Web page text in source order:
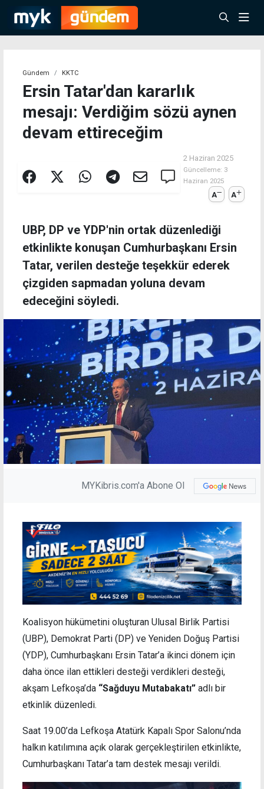
Gündem KKTC
Ersin Tatar'dan kararlık
mesajı: Verdiğim sözü aynen
devam ettireceğim
2 Haziran 2025
Güncelleme: 3
Haziran 2025
A A
UBP, DP ve YDP'nin ortak düzenlediği
etkinlikte konuşan Cumhurbaşkanı Ersin
Tatar, verilen desteğe teşekkür ederek
çizgiden sapmadan yoluna devam
edeceğini söyledi.
MYKibris.com'a Abone Ol
Koalisyon hükümetini oluşturan Ulusal Birlik Partisi
(UBP), Demokrat Parti (DP) ve Yeniden Doğuş Partisi
(YDP), Cumhurbaşkanı Ersin Tatar’a ikinci dönem için
daha önce ilan ettikleri desteği verdikleri desteği,
akşam Lefkoşa’da “Sağduyu Mutabakatı” adlı bir
etkinlik düzenledi.
Saat 19.00’da Lefkoşa Atatürk Kapalı Spor Salonu’nda
halkın katılımına açık olarak gerçekleştirilen etkinlikte,
Cumhurbaşkanı Tatar’a tam destek mesajı verildi.